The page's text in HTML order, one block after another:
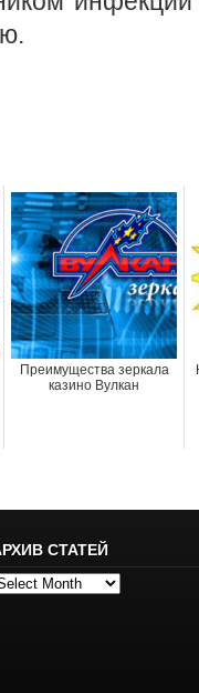
Преимущества зеркала
казино Вулкан
СТАТЕЙ